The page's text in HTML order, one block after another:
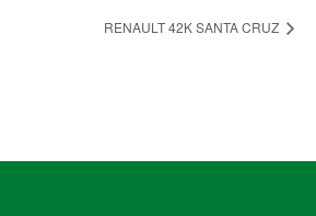
RENAULT 42K SANTA CRUZ